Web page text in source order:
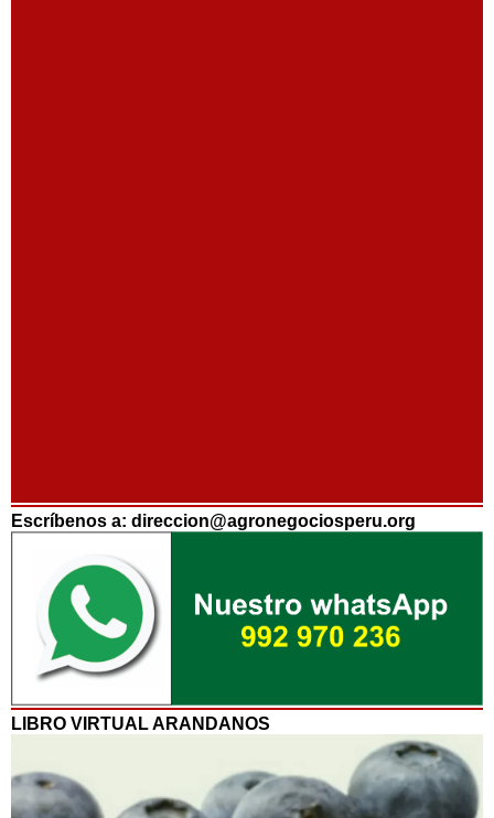
Escríbenos a: direccion@agronegociosperu.org
LIBRO VIRTUAL ARANDANOS